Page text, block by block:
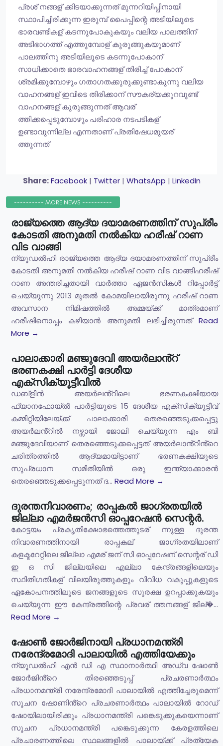
പ്രശ് നങ്ങള് ക്കിടയാക്കുന്നത് മുന്നറിയിപ്പിനായി
സ്ഥാപിച്ചിരിക്കുന്ന ഇരുമ്പ് പൈപ്പിന്റെ അടിയിലൂടെ
ഭാരവണ്ടികള് കടന്നുപോകുകയും വലിയ പാലത്തിന്
അടിഭാഗത്ത് എത്തുമ്പോള് കുരുങ്ങുകയുമാണ്
പാലത്തിനു അടിയിലൂടെ കടന്നുപോകാന്
സാധിക്കാതെ ഭാരവാഹനങ്ങള് തിരിച്ച് പോകാന്
ശ്രമിക്കുമ്പോഴും ഗതാഗതക്കുരുക്കുണ്ടാകുന്നു വലിയ
വാഹനങ്ങള് ഇവിടെ തിരിക്കാന് സൗകര്യക്കുറവുണ്ട്
വാഹനങ്ങള് കുരുങ്ങുന്നത് ആവര്
ത്തിക്കപ്പെടുമ്പോഴും പരിഹാര നടപടികള്
ഉണ്ടാവുന്നില്ല എന്നതാണ് പ്രതിഷേധമുയര്
ത്തുന്നത്
Share: Facebook| Twitter| WhatsApp | LinkedIn
---------- MORE NEWS ----------
രാജ്യത്തെ ആദ്യ ദയാമരണത്തിന് സുപ്രീം
കോടതി അനുമതി നൽകിയ ഹരീഷ് റാണ
വിട വാങ്ങി
ന്യൂഡൽഹി രാജ്യത്തെ ആദ്യ ദയാമരണത്തിന് സുപ്രീം
കോടതി അനുമതി നൽകിയ ഹരീഷ് റാണ വിട വാങ്ങിഹരീഷ്
റാണ അന്തരിച്ചതായി വാർത്താ ഏജൻസികൾ റിപ്പോർട്ട്
ചെയ്യുന്നു 2013 മുതൽ കോമയിലായിരുന്നു ഹരീഷ് റാണ
അവസാന നിമിഷത്തിൽ അമ്മയ്ക്ക് മാത്രമാണ്
ഹരീഷിനൊപ്പം കഴിയാൻ അനുമതി ലഭിച്ചിരുന്നത് Read
More →
പാലാക്കാരി മഞ്ജുദേവി അയർലാൻ്റ്
ഭരണകക്ഷി പാർട്ടി ദേശീയ
എക്സിക്യൂട്ടീവിൽ
ഡബ്ളിൻ അയർലൻ്റിലെ ഭരണകക്ഷിയായ
ഫ്യാനഫോയ്ൽ പാർട്ടിയുടെ 15 ദേശീയ എക്സിക്യൂട്ടീവ്
കമ്മിറ്റിയിലേയ്ക്ക് പാലാക്കാരി തെരഞ്ഞെടുക്കപ്പെട്ടു
അയർലൻ്റിൽ നഴ്സായി ജോലി ചെയ്യുന്ന എം ബി
മഞ്ജുദേവിയാണ് തെരഞ്ഞെടുക്കപ്പെട്ടത് അയർലാൻ്റിൻ്റെ
ചരിത്രത്തിൽ ആദ്യമായിട്ടാണ് ഭരണകക്ഷിയുടെ
സുപ്രധാന സമിതിയിൽ ഒരു ഇന്ത്യാക്കാരൻ
തെരഞ്ഞെടുക്കപ്പെടുന്നത് ദ... Read More →
ദുരന്തനിവാരണം; രാപ്പകല്‍ ജാഗ്രതയില്‍
ജില്ലാ എമര്‍ജന്‍സി ഓപ്പറേഷന്‍ സെന്റര്‍.
കോട്ടയം പ്രകൃതിക്ഷോഭത്തെത്തുടര് ന്നുള്ള ദുരന്ത
നിവാരണത്തിനായി രാപ്പകല് ജാഗ്രതയിലാണ്
കളക്ടറേറ്റിലെ ജില്ലാ എമര് ജന് സി ഓപ്പറേഷന് സെന്റര് ഡി
ഇ ഒ സി ജില്ലയിലെ എല്ലാ കേന്ദ്രങ്ങളിലെയും
സ്ഥിതിഗതികള് വിലയിരുത്തുകളും വിവിധ വകുപ്പുകളുടെ
ഏകോപനത്തിലൂടെ ജനങ്ങളുടെ സുരക്ഷ ഉറപ്പാക്കുകയും
ചെയ്യുന്ന ഈ കേന്ദ്രത്തിന്റെ പ്രവര് ത്തനങ്ങള് ജില്�...
Read More →
ഷോൺ ജോർജിനായി പ്രധാനമന്ത്രി
നരേന്ദ്രമോദി പാലായിൽ എത്തിയേക്കും
ന്യൂഡൽഹി എൻ ഡി എ സ്ഥാനാർത്ഥി അഡ്വ ഷോൺ
ജോർജിൻ്റെ തിരഞ്ഞെടുപ്പ് പ്രചരണാർത്ഥം
പ്രധാനമന്ത്രി നരേന്ദ്രമോദി പാലായിൽ എത്തിച്ചേരുമെന്ന്
സൂചന ഷോണിൻ്റെ പ്രചരണാർത്ഥം പാലായിൽ റോഡ്
ഷോയിലായിരിക്കും പ്രധാനമന്ത്രി പങ്കെടുക്കുകയെന്നാണ്
സൂചന പ്രധാനമന്ത്രി പങ്കെടുക്കുന്ന കേരളത്തിലെ
പ്രചാരണത്തിലെ സ്ഥലങ്ങളിൽ പാലായ്ക്ക് പ്രത്യേക